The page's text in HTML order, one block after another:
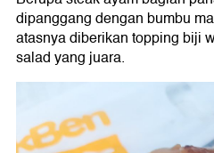
dipanggang dengan bumbu
atasnya diberikan topping biji
salad yang juara.